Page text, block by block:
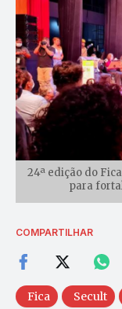
24ª edição do
para
COMPARTILHAR
Fica Secult